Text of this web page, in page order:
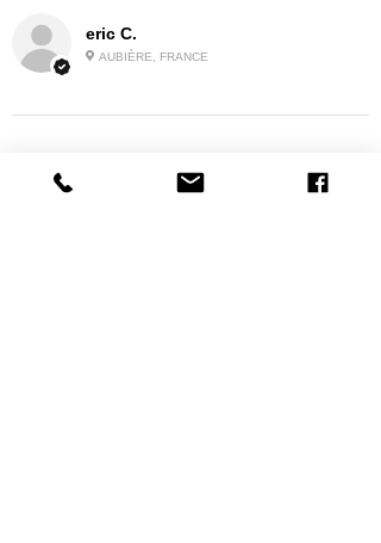
eric C.
AUBIÈRE, FRANCE